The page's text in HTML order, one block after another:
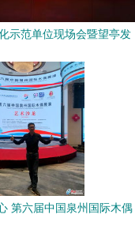
示范单位现场会暨望亭发
第六届中国泉州国际木偶